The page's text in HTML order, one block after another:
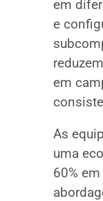
em
e
em
As
uma
60%